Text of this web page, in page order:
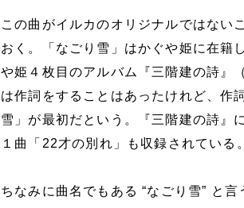
この曲がイルカのオリジナルではない
おく。「なごり雪」はかぐや姫に在籍
や姫４枚目のアルバム『三階建の詩』
は作詞をすることはあったけれど、作
雪」が最初だという。『三階建の詩』
１曲「22才の別れ」も収録されている。
ちなみに曲名でもある “なごり雪” と